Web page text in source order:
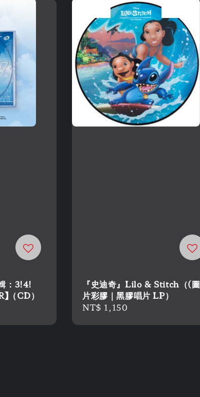
：3!4!
（CD）
『史迪奇』Lilo & Stitch（(圖
片彩膠｜黑膠唱片 LP）
Regular
NT$ 1,150